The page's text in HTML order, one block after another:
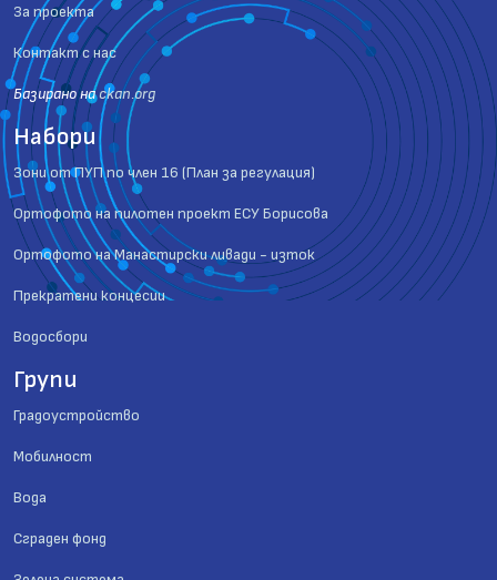
За проекта
Контакт с нас
Базиранo наckan.org
Набори
Зони от ПУП по член 16 (План за регулация)
Ортофото на пилотен проект ЕСУ Борисова
Ортофото на Манастирски ливади - изток
Прекратени концесии
Водосбори
Групи
Градоустройство
Мобилност
Вода
Сграден фонд